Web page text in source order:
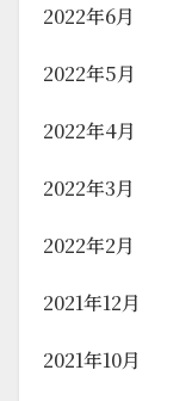
2022年6月
2022年5月
2022年4月
2022年3月
2022年2月
2021年12月
2021年10月